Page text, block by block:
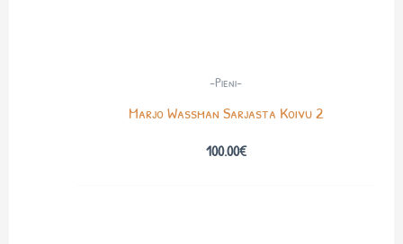
-Pieni-
Marjo Wassman Sarjasta Koivu 2
100.00€